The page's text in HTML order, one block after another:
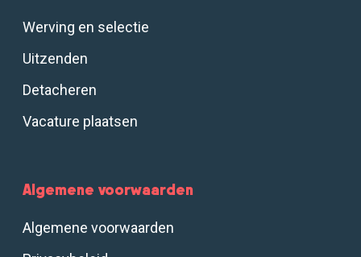
Werving en selectie
Uitzenden
Detacheren
Vacature plaatsen
Algemene voorwaarden
Algemene voorwaarden